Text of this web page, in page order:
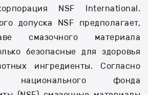
NSF International.
допуска NSF предполагает,
смазочного материала
безопасные для здоровья
ингредиенты. Согласно
национального фонда